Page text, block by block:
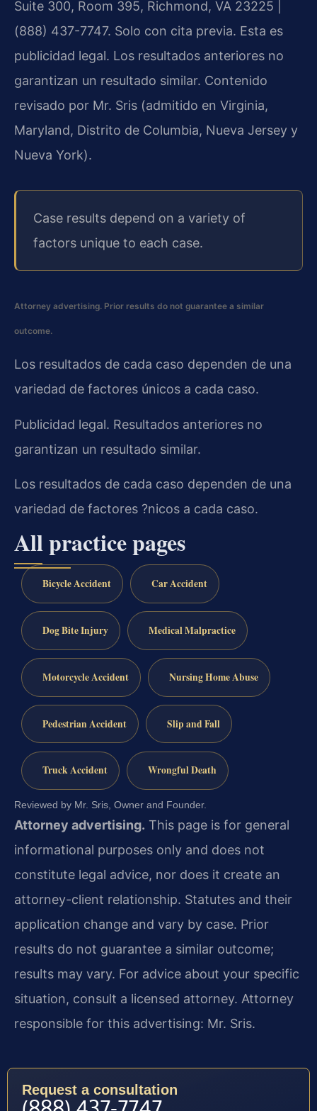
Suite 300, Room 395, Richmond, VA 23225 |
(888) 437-7747. Solo con cita previa. Esta es
publicidad legal. Los resultados anteriores no
garantizan un resultado similar. Contenido
revisado por Mr. Sris (admitido en Virginia,
Maryland, Distrito de Columbia, Nueva Jersey y
Nueva York).
Case results depend on a variety of
factors unique to each case.
Attorney advertising. Prior results do not guarantee a similar
outcome.
Los resultados de cada caso dependen de una
variedad de factores únicos a cada caso.
Publicidad legal. Resultados anteriores no
garantizan un resultado similar.
Los resultados de cada caso dependen de una
variedad de factores ?nicos a cada caso.
All practice pages
Bicycle Accident Car Accident
Dog Bite Injury Medical Malpractice
Motorcycle Accident Nursing Home Abuse
Pedestrian Accident Slip and Fall
Truck Accident Wrongful Death
Reviewed by Mr. Sris, Owner and Founder.
Attorney advertising. This page is for general
informational purposes only and does not
constitute legal advice, nor does it create an
attorney-client relationship. Statutes and their
application change and vary by case. Prior
results do not guarantee a similar outcome;
results may vary. For advice about your specific
situation, consult a licensed attorney. Attorney
responsible for this advertising: Mr. Sris.
Request a consultation